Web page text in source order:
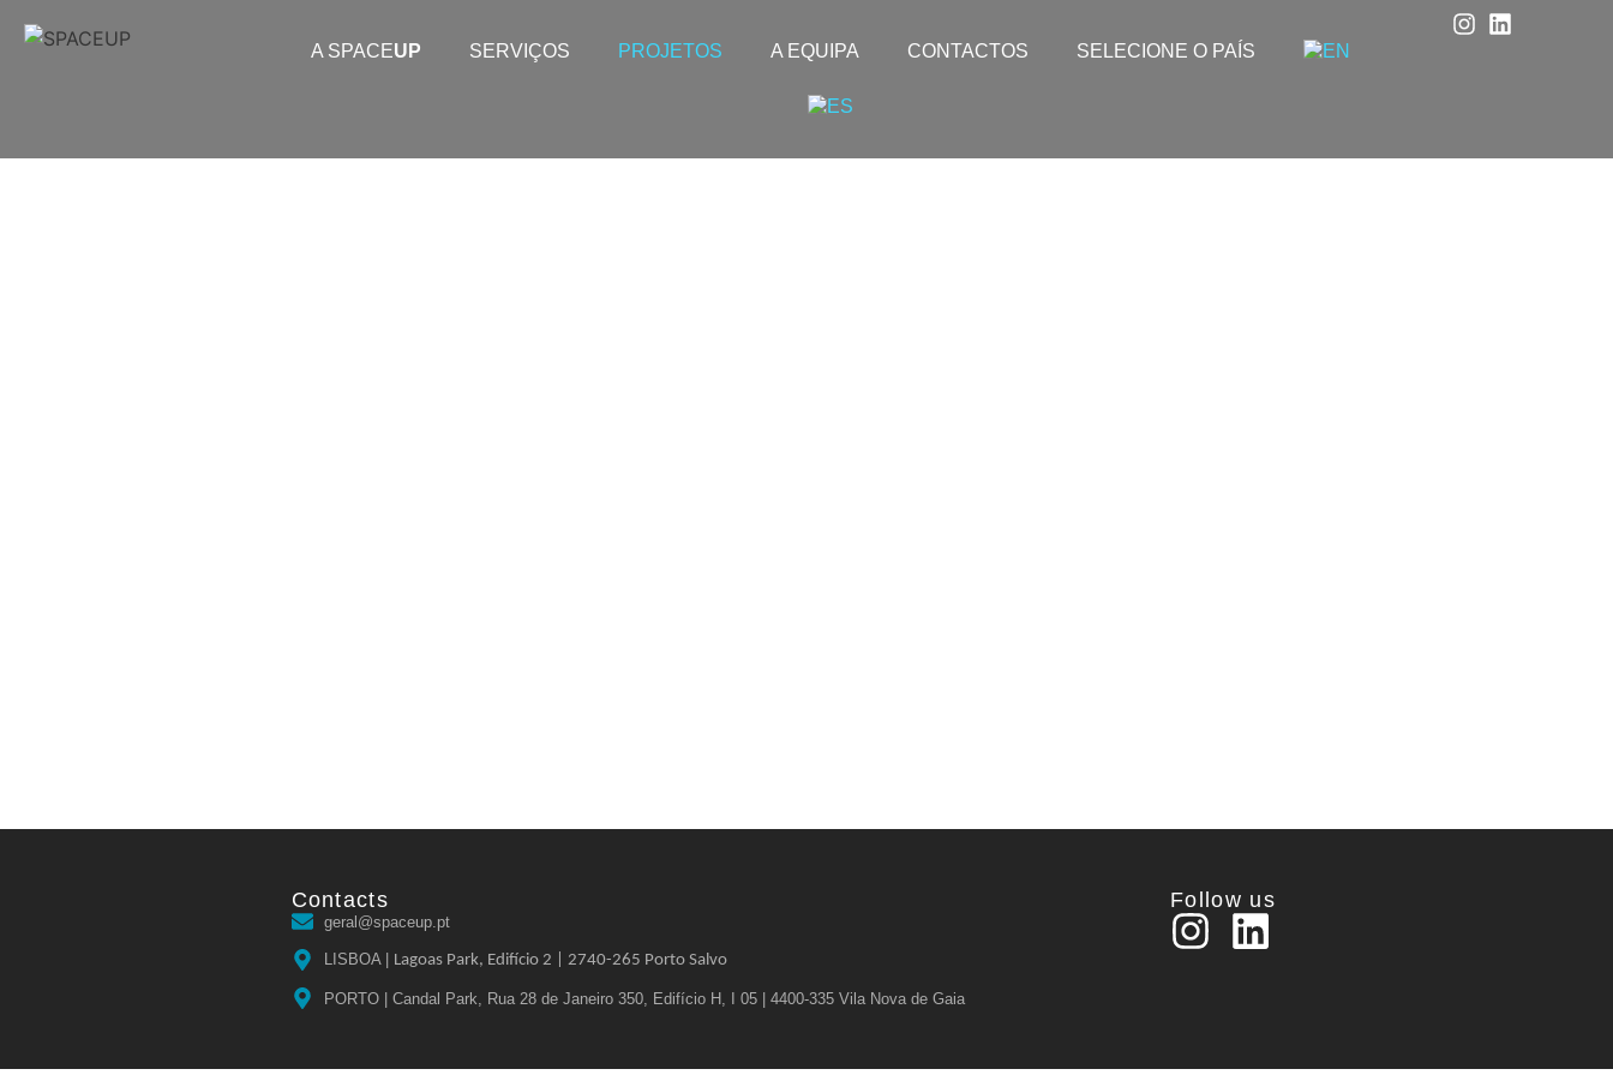
A SPACEUP SERVIÇOS PROJETOS A EQUIPA CONTACTOS SELECIONE O PAÍS
Contacts
geral@spaceup.pt
LISBOA | Lagoas Park, Edifício 2 |2740-265 Porto Salvo
PORTO | Candal Park, Rua 28 de Janeiro 350, Edifício H, I 05 | 4400-335 Vila Nova de Gaia
Follow us